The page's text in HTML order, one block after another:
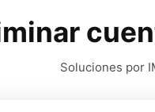
Soluciones por